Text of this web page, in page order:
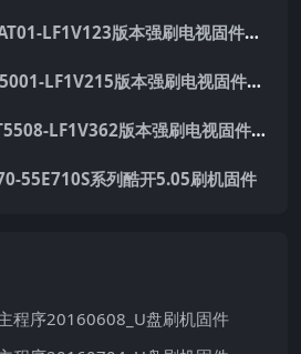
TCL电视V8-S38AT01-LF1V123版本强刷电视固件包下载
TCL电视V8-RT95001-LF1V215版本强刷电视固件包下载
TCL电视V8-0MT5508-LF1V362版本强刷电视固件包下载
55E710S系列酷开5.05刷机固件
程序20160608_U盘刷机固件